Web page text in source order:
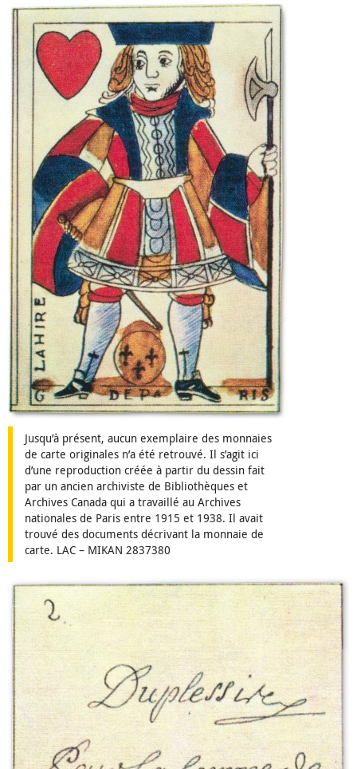
Jusqu’à présent, aucun exemplaire des monnaies
de carte originales n’a été retrouvé. Il s’agit ici
d’une reproduction créée à partir du dessin fait
par un ancien archiviste de Bibliothèques et
Archives Canada qui a travaillé au Archives
nationales de Paris entre 1915 et 1938. Il avait
trouvé des documents décrivant la monnaie de
carte. LAC – MIKAN 2837380